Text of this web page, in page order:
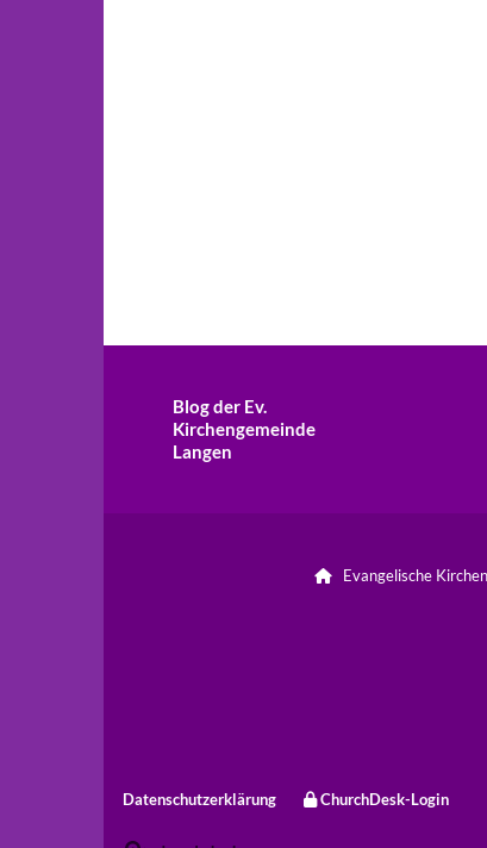
Blog der Ev.
Kirchengemeinde
Langen
Evangelische
Datenschutzerklärung ChurchDesk-Login